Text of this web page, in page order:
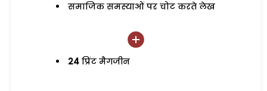
समाजिक समस्याओं पर चोट करते लेख
24 प्रिंट मैगजीन